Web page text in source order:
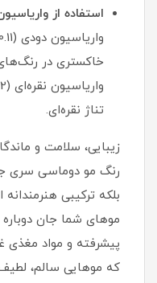
استفاده از
خاکستری در
تناژ نقره‌ای.
زیبایی، سلامت و
رنگ مو دوماسی سری
بلکه ترکیبی
موهای شما جان
پیشرفته و مواد
که موهایی سالم،